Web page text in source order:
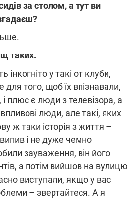
за столом, а тут ви
таких.
інкогніто у такі от клуби,
для того, щоб їх впізнавали,
і плюс є люди з телевізора, а
люди, але такі, яких
ж таки історія з життя –
і не дуже чемно
зауваження, він його
а потім вийшов на вулицю
виступали, якщо у вас
– звертайтеся. А я